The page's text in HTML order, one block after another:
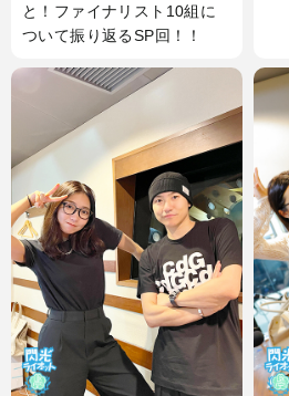
と！ファイナリスト10組に
ついて振り返るSP回！！